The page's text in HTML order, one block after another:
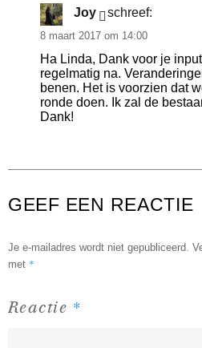
Joy schreef:
8 maart 2017 om 14:00
Ha Linda, Dank voor je
regelmatig na.
benen. Het is voorzien dat
ronde doen. Ik zal de
Dank!
GEEF EEN REACTIE
Je e-mailadres wordt niet gepubliceerd.
met *
Reactie *